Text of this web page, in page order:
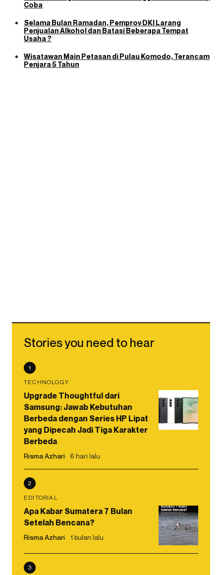
Coba
Selama Bulan Ramadan, Pemprov DKI Larang
Penjualan Alkohol dan Batasi Beberapa Tempat
Usaha ?
Wisatawan Main Petasan di Pulau Komodo, Terancam
Penjara 5 Tahun
Stories you need to hear
1
TECHNOLOGY
Upgrade Thoughtful dari
Samsung: Jawab Kebutuhan
Berbeda dengan Series HP Lipat
yang Dipecah Jadi Tiga Karakter
Berbeda
Risma Azhari 6 hari lalu
2
EDITORIAL
Apa Kabar Sumatera 7 Bulan
Setelah Bencana?
Risma Azhari 1 bulan lalu
3